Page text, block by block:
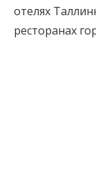
отелях
ресторанах